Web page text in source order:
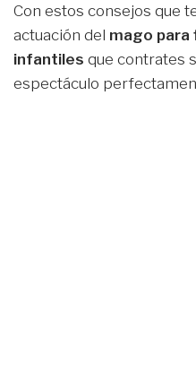
Con estos consejos que
actuación del mago para
infantiles que contrates
espectáculo